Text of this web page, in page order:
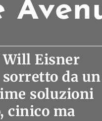
Will Eisner
da un
soluzioni
cinico ma